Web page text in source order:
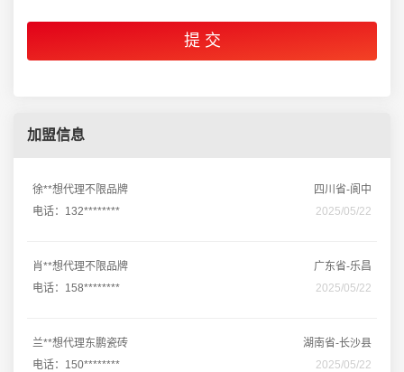
加盟信息
徐**想代理不限品牌
四川省-阆中
电话：132********
2025/05/22
肖**想代理不限品牌
广东省-乐昌
电话：158********
2025/05/22
兰**想代理东鹏瓷砖
湖南省-长沙县
电话：150********
2025/05/22